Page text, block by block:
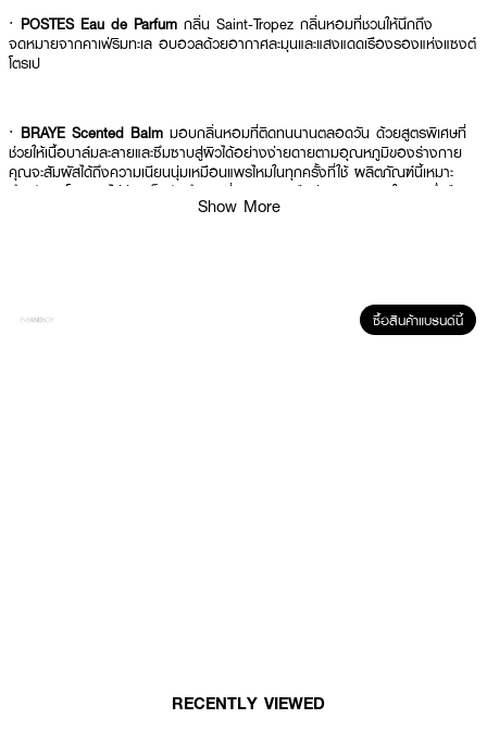
· POSTES Eau de Parfum กลิ่น Saint-Tropez กลิ่นหอมที่ชวนให้นึกถึง
จดหมายจากคาเฟ่ริมทะเล อบอวลด้วยอากาศละมุนและแสงแดดเรืองรองแห่งแซงต์
โตรเป
· BRAYE Scented Balm มอบกลิ่นหอมที่ติดทนนานตลอดวัน ด้วยสูตรพิเศษที่
ช่วยให้เนื้อบาล์มละลายและซึมซาบสู่ผิวได้อย่างง่ายดายตามอุณหภูมิของร่างกาย
คุณจะสัมผัสได้ถึงความเนียนนุ่มเหมือนแพรไหมในทุกครั้งที่ใช้ ผลิตภัณฑ์นี้เหมาะ
สำหรับทุกโอกาส ไม่ว่าจะเป็นวันทำงานที่ยาวนาน หรือช่วงเวลาพิเศษในยามค่ำคืน
ความหอมติดทนนาน
Show More
ซื้อสินค้าแบรนด์นี้
RECENTLY VIEWED